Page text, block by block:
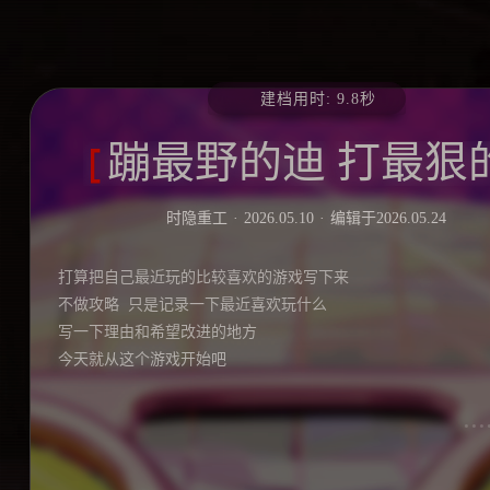
蹦最野的迪 打最狠
时隐重工 2026.05.10 编辑于2026.05.24
打算把自己最近玩的比较喜欢的游戏写下来
不做攻略  只是记录一下最近喜欢玩什么
写一下理由和希望改进的地方
今天就从这个游戏开始吧
建档用时: 9.8秒